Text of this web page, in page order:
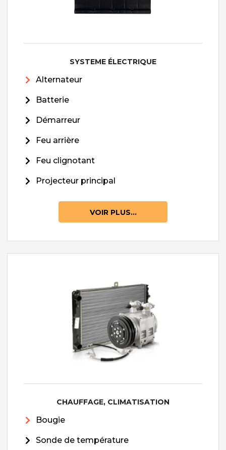
SYSTEME ÉLECTRIQUE
Alternateur
Batterie
Démarreur
Feu arrière
Feu clignotant
Projecteur principal
VOIR PLUS...
CHAUFFAGE, CLIMATISATION
Bougie
Sonde de température